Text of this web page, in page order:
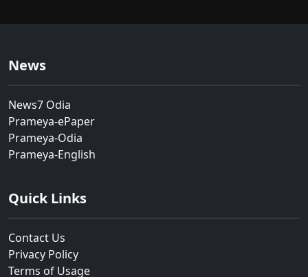
News
News7 Odia
Prameya-ePaper
Prameya-Odia
Prameya-English
Quick Links
Contact Us
Privacy Policy
Terms of Usage